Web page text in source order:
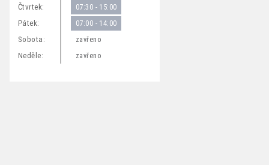
Čtvrtek: 07:30 - 15:00
Pátek: 07:00 - 14:00
Sobota: zavřeno
Neděle: zavřeno